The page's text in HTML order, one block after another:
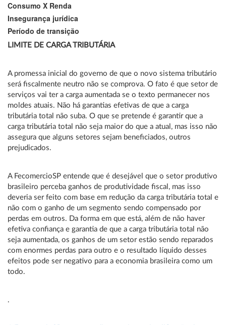
Consumo X Renda
Insegurança jurídica
Período de transição
LIMITE DE CARGA TRIBUTÁRIA
A promessa inicial do governo de que o novo sistema tributário
será fiscalmente neutro não se comprova. O fato é que setor de
serviços vai ter a carga aumentada se o texto permanecer nos
moldes atuais. Não há garantias efetivas de que a carga
tributária total não suba. O que se pretende é garantir que a
carga tributária total não seja maior do que a atual, mas isso não
assegura que alguns setores sejam beneficiados, outros
prejudicados.
A FecomercioSP entende que é desejável que o setor produtivo
brasileiro perceba ganhos de produtividade fiscal, mas isso
deveria ser feito com base em redução da carga tributária total e
não com o ganho de um segmento sendo compensado por
perdas em outros. Da forma em que está, além de não haver
efetiva confiança e garantia de que a carga tributária total não
seja aumentada, os ganhos de um setor estão sendo reparados
com enormes perdas para outro e o resultado líquido desses
efeitos pode ser negativo para a economia brasileira como um
todo.
.